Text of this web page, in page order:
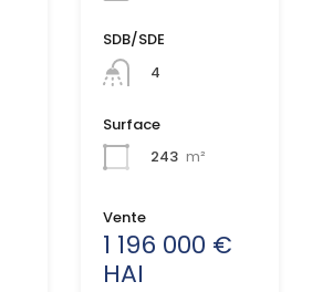
SDB/SDE
4
Surface
243 m²
Vente
1 196 000 €
HAI